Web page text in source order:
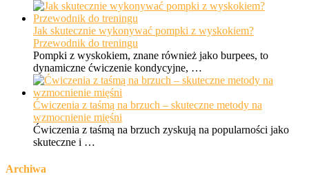
Jak skutecznie wykonywać pompki z wyskokiem?
Przewodnik do treningu
Pompki z wyskokiem, znane również jako burpees, to
dynamiczne ćwiczenie kondycyjne, …
Ćwiczenia z taśmą na brzuch – skuteczne metody na
wzmocnienie mięśni
Ćwiczenia z taśmą na brzuch zyskują na popularności jako
skuteczne i …
Archiwa